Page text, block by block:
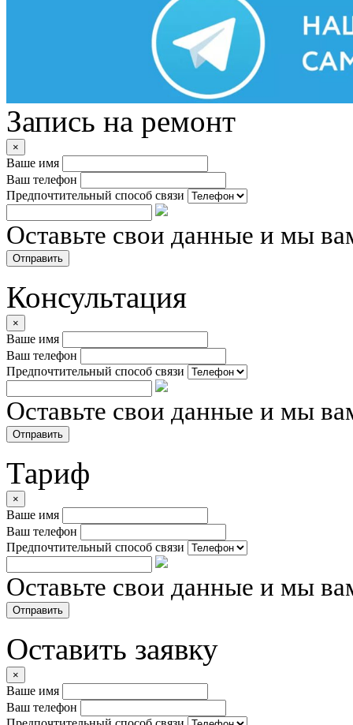
Запись на ремонт
×
Ваше имя
Ваш телефон
Предпочтительный способ связи
Оставьте свои данные и мы
Отправить
Консультация
×
Ваше имя
Ваш телефон
Предпочтительный способ связи
Оставьте свои данные и мы
Отправить
Тариф
×
Ваше имя
Ваш телефон
Предпочтительный способ связи
Оставьте свои данные и мы
Отправить
Оставить заявку
×
Ваше имя
Ваш телефон